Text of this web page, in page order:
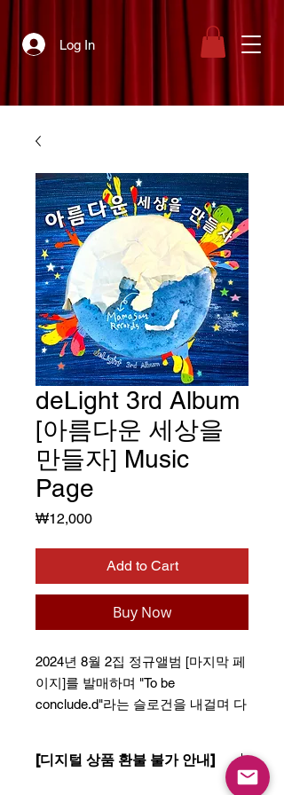
Log In
deLight 3rd Album
[아름다운 세상을
만들자] Music
Page
₩12,000Price
Add to Cart
Buy Now
2024년 8월 2집 정규앨범 [마지막 페
이지]를 발매하며 "To be
conclude.d"라는 슬로건을 내걸며 다
album인 3집 [아름다운 세상을 만들
[디지털 상품 환불 불가 안내]